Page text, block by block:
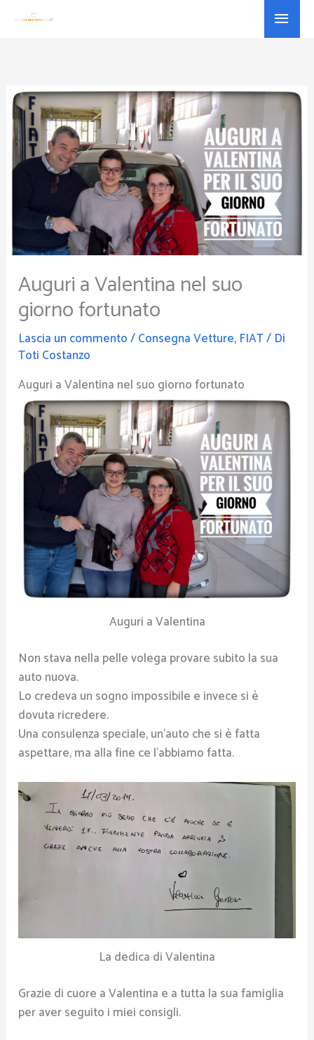
Menu
Auguri a Valentina nel suo
giorno fortunato
Lascia un commento/Consegna Vetture, FIAT/ Di
Toti Costanzo
Auguri a Valentina nel suo giorno fortunato
Auguri a Valentina
Non stava nella pelle volega provare subito la sua
auto nuova.
Lo credeva un sogno impossibile e invece si è
dovuta ricredere.
Una consulenza speciale, un’auto che si è fatta
aspettare, ma alla fine ce l’abbiamo fatta.
La dedica di Valentina
Grazie di cuore a Valentina e a tutta la sua famiglia
per aver seguito i miei consigli.